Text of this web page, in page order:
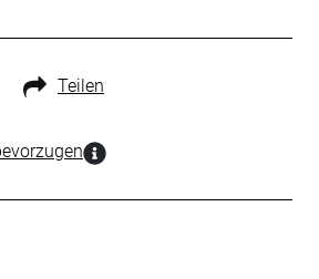
Teilen